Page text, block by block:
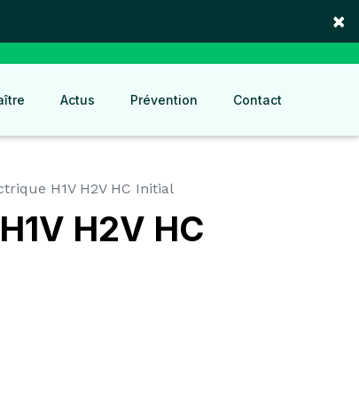
×
Actus Prévention Contact
H1V H2V HC Initial
H2V HC